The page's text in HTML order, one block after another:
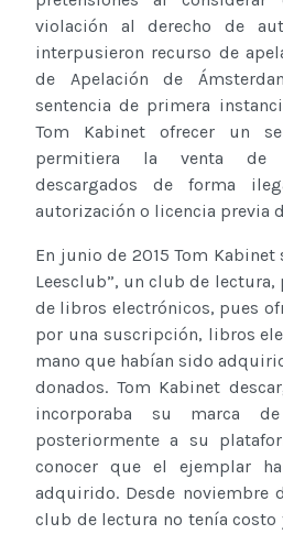
violación al derecho de
interpusieron recurso de
de Apelación de
sentencia de primera
Tom Kabinet ofrecer un
permitiera la venta de
descargados de forma
autorización o licencia previa
En junio de 2015 Tom
Leesclub”, un club de lectura,
de libros electrónicos, pues
por una suscripción, libros
mano que habían sido
donados. Tom Kabinet
incorporaba su marca
posteriormente a su
conocer que el ejemplar
adquirido. Desde noviembre
club de lectura no tenía costo